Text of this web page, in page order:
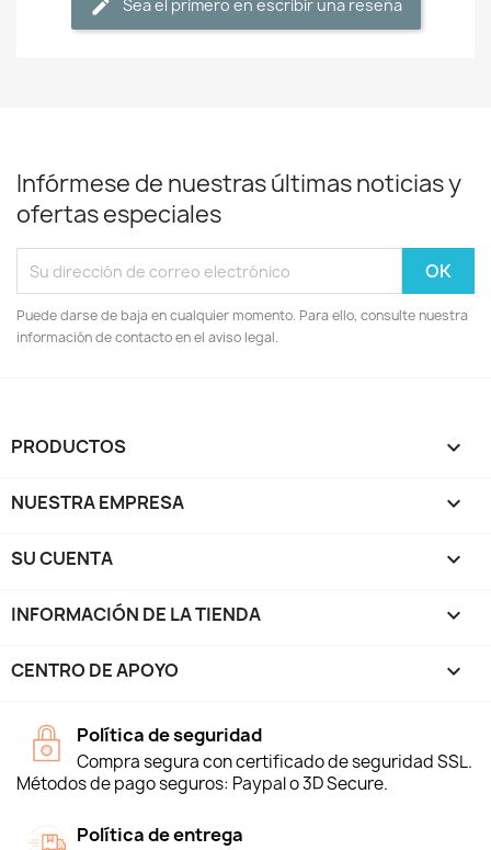
Sea el primero en escribir una reseña
Infórmese de nuestras últimas noticias y
ofertas especiales
Puede darse de baja en cualquier momento. Para ello, consulte nuestra
información de contacto en el aviso legal.
PRODUCTOS 
NUESTRA EMPRESA 
SU CUENTA 
INFORMACIÓN DE LA TIENDA keyboard_arrow_down
CENTRO DE APOYO 
Política de seguridad
Compra segura con certificado de seguridad SSL.
Métodos de pago seguros: Paypal o 3D Secure.
Política de entrega